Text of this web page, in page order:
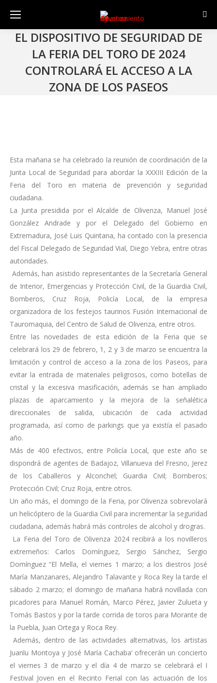
EL DISPOSITIVO DE SEGURIDAD DE
LA FERIA DEL TORO DE 2024
CONTROLARÁ EL ACCESO A LA
ZONA DE LOS PASEOS
Esta mañana se ha celebrado la reunión de coordinación de la
Junta Local de Seguridad para abordar la XXXIII Edición de la
Feria del Toro en materia de prevención y seguridad
ciudadana.
La Junta presidida por el Alcalde de Olivenza, Manuel José
González Andrade y por el Delegado del Gobierno en
Extremadura, José Luis Quintana, ha contado con la presencia
del Fiscal Delegado de Seguridad Vial, Diego Yebra, entre otras
autoridades.
Además, han asistido representantes de la Secretaría General
de Interior, Emergencias y Protección Civil, de la Guardia Civil,
Bomberos, Cruz Roja, Policía Local, de la empresa
organizadora de los festejos taurinos Fusión Internacional de
Tauromaquia, del Centro de Salud de Olivenza, entre otros.
Entre las novedades de esta edición de la Feria que se
celebrará los 29 de febrero, 1, 2 y 3 de marzo se encuentra la
limitación y control de acceso a la zona de los Paseos, para
evitar la entrada de materiales peligrosos, como botellas de
cristal y la excesiva masificación, además se han ampliado
plazas de aparcamiento y la mejora de la señalética
direccionales de salida, ubicación de cada actividad
programada, así como de parkings que ya existía el pasado
año.
Más de 400 efectivos, entre Policía Local, que este año se
dispondrá de agentes de Badajoz, Villanueva del Fresno, Jerez
de los Caballeros y Alconchel; Guardia Civil; Bomberos;
Protección Civil; Cruz Roja, entre otros.
Un año más, el domingo de la Feria, por Olivenza sobrevolará
un helicóptero de la Guardia Civil para incrementar la seguridad
ciudadana, además habrá más controles de alcohol y drogras.
La Feria del Toro de Olivenza 2024 recibirá a los novilleros
extremeños: Carlos Domínguez, Sergio Sánchez, Sergio
Domínguez “El Mella, el viernes 1 marzo; a los diestros José
María Manzanares, Alejandro Talavante y Roca Rey la tarde el
sábado 2 marzo; el domingo de mañana habrá novillada con
picadores para Manuel Román, Marco Pérez, Javier Zulueta y
Tomás Bastos y por la tarde corrida de toros para Morante de
la Puebla, Juan Ortega y Roca Rey.
Además, dentro de las actividades alternativas, los artistas
Juanlu Montoya y José María Cachaba’ ofrecerán un concierto
el viernes 3 de marzo y el día 4 de marzo se celebrará el I
Festival Joven en el Recinto Ferial con las actuación de los